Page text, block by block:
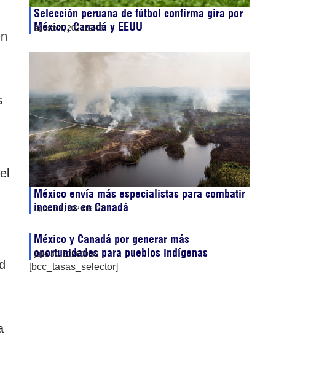
Selección peruana de fútbol confirma gira por
México, Canadá y EEUU
agosto 4, 202622:48
México envía más especialistas para combatir
incendios en Canadá
agosto 3, 202619:00
México y Canadá por generar más
oportunidades para pueblos indígenas
julio 30, 202600:32
[bcc_tasas_selector]